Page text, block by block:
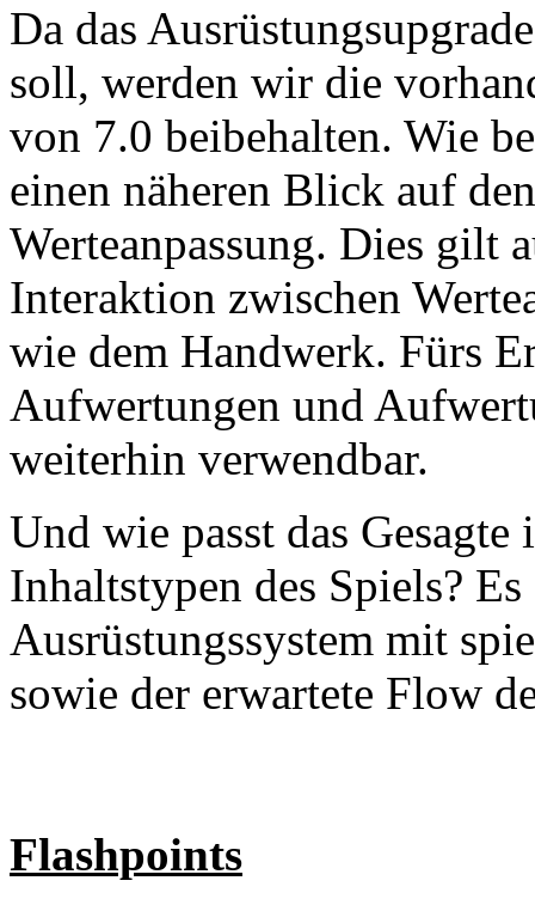
Da das
soll, werden wir die
von 7.0 beibehalten. Wie
einen näheren Blick auf
Werteanpassung. Dies gilt
Interaktion zwischen
wie dem Handwerk. Fürs
Aufwertungen und
weiterhin verwendbar.
Und wie passt das
Inhaltstypen des Spiels?
Ausrüstungssystem mit
sowie der erwartete Flow
Flashpoints